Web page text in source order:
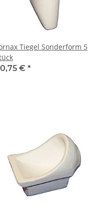
Tiegel Sonderform 5
€ *